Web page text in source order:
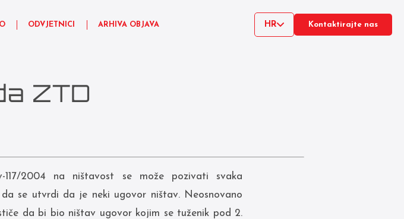
ODVJETNICI ARHIVA OBJAVA HR Kontaktirajte nas
ZTD
2004 na ništavost se može pozivati svaka
se utvrdi da je neki ugovor ništav. Neosnovano
da bi bio ništav ugovor kojim se tuženik pod 2.